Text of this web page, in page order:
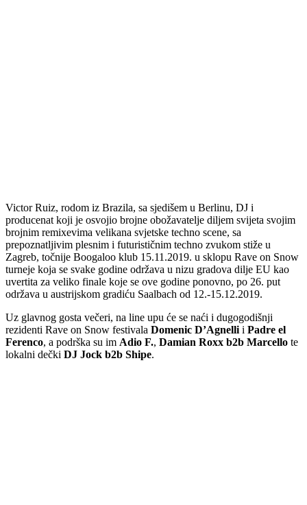
Victor Ruiz, rodom iz Brazila, sa sjedišem u Berlinu, DJ i
producenat koji je osvojio brojne obožavatelje diljem svijeta svojim
brojnim remixevima velikana svjetske techno scene, sa
prepoznatljivim plesnim i futurističnim techno zvukom stiže u
Zagreb, točnije Boogaloo klub 15.11.2019. u sklopu Rave on Snow
turneje koja se svake godine održava u nizu gradova dilje EU kao
uvertita za veliko finale koje se ove godine ponovno, po 26. put
održava u austrijskom gradiću Saalbach od 12.-15.12.2019.
Uz glavnog gosta večeri, na line upu će se naći i dugogodišnji
rezidenti Rave on Snow festivala Domenic D’Agnelli i Padre el
Ferenco, a podrška su im Adio F., Damian Roxx b2b Marcello te
lokalni dečki DJ Jock b2b Shipe.